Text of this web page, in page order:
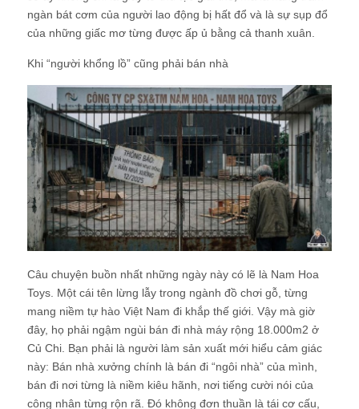
ngàn bát cơm của người lao động bị hất đổ và là sự sụp đổ
của những giấc mơ từng được ấp ủ bằng cả thanh xuân.
Khi “người khổng lồ” cũng phải bán nhà
Câu chuyện buồn nhất những ngày này có lẽ là Nam Hoa
Toys. Một cái tên lừng lẫy trong ngành đồ chơi gỗ, từng
mang niềm tự hào Việt Nam đi khắp thế giới. Vậy mà giờ
đây, họ phải ngậm ngùi bán đi nhà máy rộng 18.000m2 ở
Củ Chi. Bạn phải là người làm sản xuất mới hiểu cảm giác
này: Bán nhà xưởng chính là bán đi “ngôi nhà” của mình,
bán đi nơi từng là niềm kiêu hãnh, nơi tiếng cười nói của
công nhân từng rộn rã. Đó không đơn thuần là tái cơ cấu,